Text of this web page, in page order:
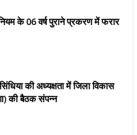
के 06 वर्ष पुराने प्रकरण में फरार
की अध्यक्षता में जिला विकास
की बैठक संपन्न